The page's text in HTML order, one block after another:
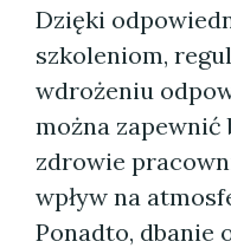
Dzięki
szkoleniom,
wdrożeniu
można
zdrowie
wpływ na
Ponadto, dbanie